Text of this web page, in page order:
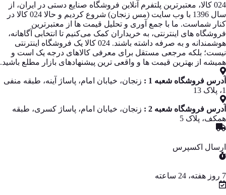
024 کالا، معتبرترین پلتفرم آنلاین فروشگاه صنایع دستی در ایران، از
سال 1396 با وب سایت (مس زنجان) شروع کردیم و حالا 024 کالا در
کنار شماست. ما با جمع‌ آوری و تحلیل قیمت‌ ها از معتبرترین
فروشگاه‌ های اینترنتی، به خریداران کمک می‌کنیم تا انتخابی آگاهانه،
هوشمندانه و به‌ صرفه داشته باشند. 024 کالا یک فروشگاه اینترنتی
نیست؛ بلکه مرجعی مستقل برای معرفی کالاهای درجه یک است و
همیشه از بهترین قیمت‌ ها و واقعی‌ ترین پیشنهادهای بازار مطلع باشید.
آدرس فروشگاه شعبه 1 :
زنجان، خیابان امام، پاساژ آینه، طبقه منفی
1، پلاک 13
آدرس فروشگاه شعبه 2 :
زنجان، خیابان امام، پاساژ کسری، طبقه
همکف، پلاک 5
ارسال اکسپرس
7 روز هفته، 24 ساعته